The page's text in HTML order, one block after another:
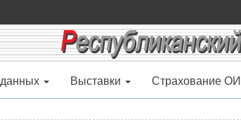
Выставки Страхование